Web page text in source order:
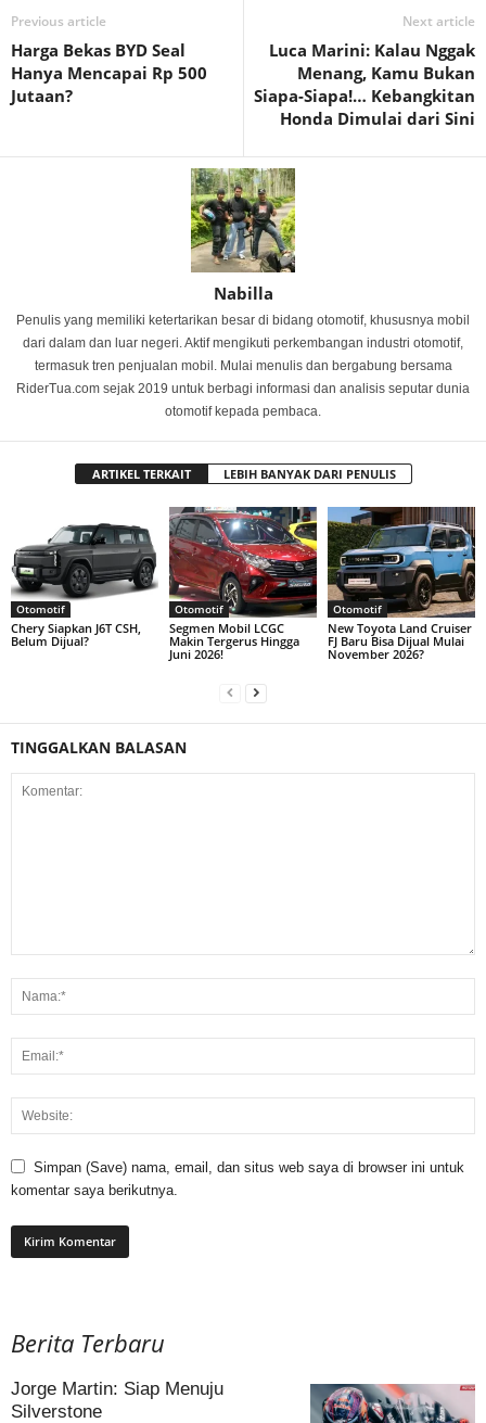
Previous article
Harga Bekas BYD Seal
Hanya Mencapai Rp 500
Jutaan?
Next article
Luca Marini: Kalau Nggak
Menang, Kamu Bukan
Siapa-Siapa!… Kebangkitan
Honda Dimulai dari Sini
Nabilla
Penulis yang memiliki ketertarikan besar di bidang otomotif, khususnya mobil
dari dalam dan luar negeri. Aktif mengikuti perkembangan industri otomotif,
termasuk tren penjualan mobil. Mulai menulis dan bergabung bersama
RiderTua.com sejak 2019 untuk berbagi informasi dan analisis seputar dunia
otomotif kepada pembaca.
ARTIKEL TERKAIT LEBIH BANYAK DARI PENULIS
Otomotif
Chery Siapkan J6T CSH,
Belum Dijual?
Otomotif
Segmen Mobil LCGC
Makin Tergerus Hingga
Juni 2026!
Otomotif
New Toyota Land Cruiser
FJ Baru Bisa Dijual Mulai
November 2026?
TINGGALKAN BALASAN
Simpan (Save) nama, email, dan situs web saya di browser ini untuk
komentar saya berikutnya.
Berita Terbaru
Jorge Martin: Siap Menuju
Silverstone